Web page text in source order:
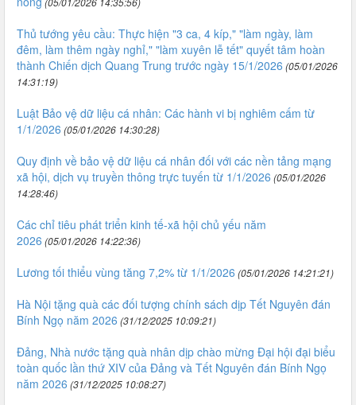
Thủ tướng yêu cầu: Thực hiện "3 ca, 4 kíp," "làm ngày, làm
đêm, làm thêm ngày nghỉ," "làm xuyên lễ tết" quyết tâm hoàn
thành Chiến dịch Quang Trung trước ngày 15/1/2026 (05/01/2026
14:31:19)
Luật Bảo vệ dữ liệu cá nhân: Các hành vi bị nghiêm cấm từ
1/1/2026 (05/01/2026 14:30:28)
Quy định về bảo vệ dữ liệu cá nhân đối với các nền tảng mạng
xã hội, dịch vụ truyền thông trực tuyến từ 1/1/2026 (05/01/2026
14:28:46)
Các chỉ tiêu phát triển kinh tế-xã hội chủ yếu năm
2026 (05/01/2026 14:22:36)
Lương tối thiểu vùng tăng 7,2% từ 1/1/2026 (05/01/2026 14:21:21)
Hà Nội tặng quà các đối tượng chính sách dịp Tết Nguyên đán
Bính Ngọ năm 2026 (31/12/2025 10:09:21)
Đảng, Nhà nước tặng quà nhân dịp chào mừng Đại hội đại biểu
toàn quốc lần thứ XIV của Đảng và Tết Nguyên đán Bính Ngọ
năm 2026 (31/12/2025 10:08:27)